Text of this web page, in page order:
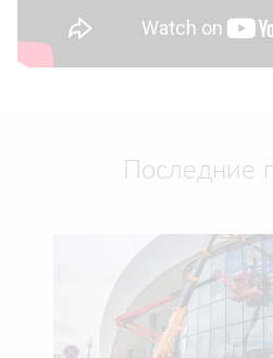
Последние